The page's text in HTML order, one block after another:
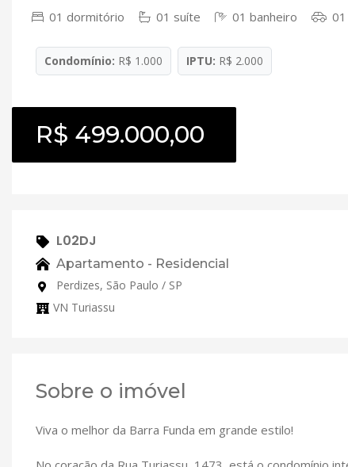
01 dormitório 01 suíte 01 banheiro
Condomínio: R$ 1.000 IPTU: R$ 2.000
R$ 499.000,00
L02DJ
Apartamento - Residencial
Perdizes, São Paulo / SP
VN Turiassu
Sobre o imóvel
Viva o melhor da Barra Funda em grande estilo!